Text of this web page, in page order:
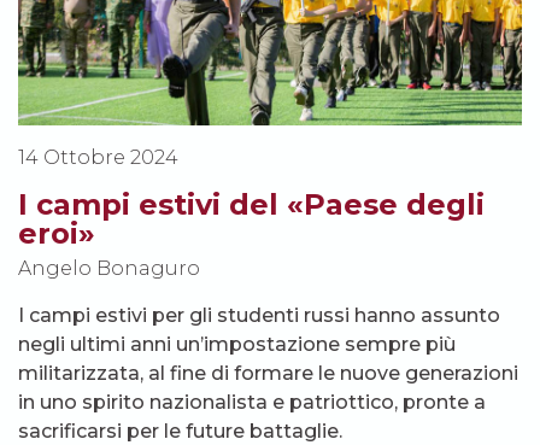
14 Ottobre 2024
I campi estivi del «Paese degli
eroi»
Angelo Bonaguro
I campi estivi per gli studenti russi hanno assunto
negli ultimi anni un’impostazione sempre più
militarizzata, al fine di formare le nuove generazioni
in uno spirito nazionalista e patriottico, pronte a
sacrificarsi per le future battaglie.